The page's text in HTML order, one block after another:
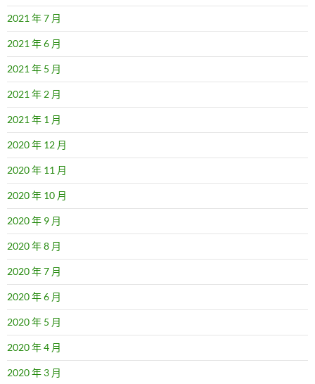
2021 年 7 月
2021 年 6 月
2021 年 5 月
2021 年 2 月
2021 年 1 月
2020 年 12 月
2020 年 11 月
2020 年 10 月
2020 年 9 月
2020 年 8 月
2020 年 7 月
2020 年 6 月
2020 年 5 月
2020 年 4 月
2020 年 3 月